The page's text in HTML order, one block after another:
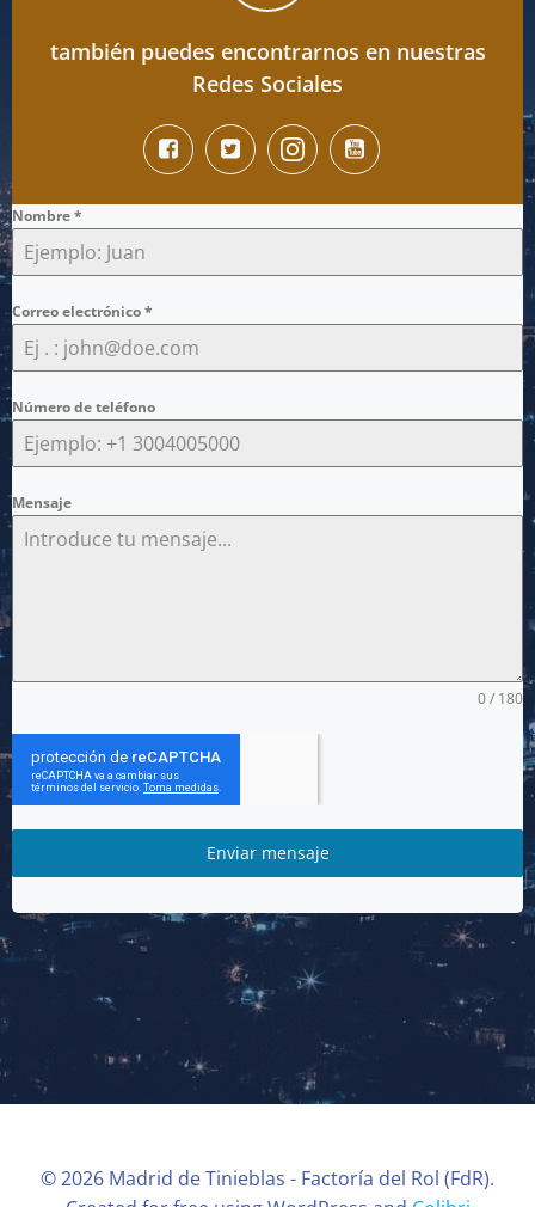
también puedes encontrarnos en nuestras
Redes Sociales
Nombre*
Correo electrónico*
Número de teléfono
Mensaje
0 / 180
Enviar mensaje
© 2026 Madrid de Tinieblas - Factoría del Rol (FdR).